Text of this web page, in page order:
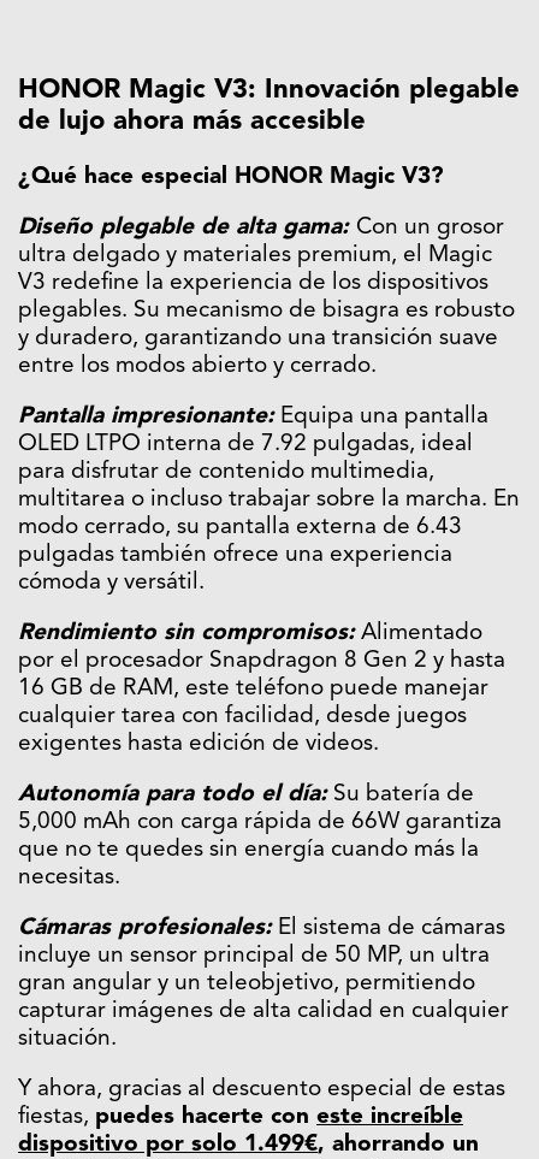
HONOR Magic V3: Innovación plegable
de lujo ahora más accesible
¿Qué hace especial HONOR Magic V3?
Diseño plegable de alta gama: Con un grosor
ultra delgado y materiales premium, el Magic
V3 redefine la experiencia de los dispositivos
plegables. Su mecanismo de bisagra es robusto
y duradero, garantizando una transición suave
entre los modos abierto y cerrado.
Pantalla impresionante:Equipa una pantalla
OLED LTPO interna de 7.92 pulgadas, ideal
para disfrutar de contenido multimedia,
multitarea o incluso trabajar sobre la marcha. En
modo cerrado, su pantalla externa de 6.43
pulgadas también ofrece una experiencia
cómoda y versátil.
Rendimiento sin compromisos:Alimentado
por el procesador Snapdragon 8 Gen 2 y hasta
16 GB de RAM, este teléfono puede manejar
cualquier tarea con facilidad, desde juegos
exigentes hasta edición de videos.
Autonomía para todo el día:Su batería de
5,000 mAh con carga rápida de 66W garantiza
que no te quedes sin energía cuando más la
necesitas.
Cámaras profesionales:El sistema de cámaras
incluye un sensor principal de 50 MP, un ultra
gran angular y un teleobjetivo, permitiendo
capturar imágenes de alta calidad en cualquier
situación.
Y ahora, gracias al descuento especial de estas
fiestas, puedes hacerte con este increíble
dispositivo por solo 1.499€, ahorrando un